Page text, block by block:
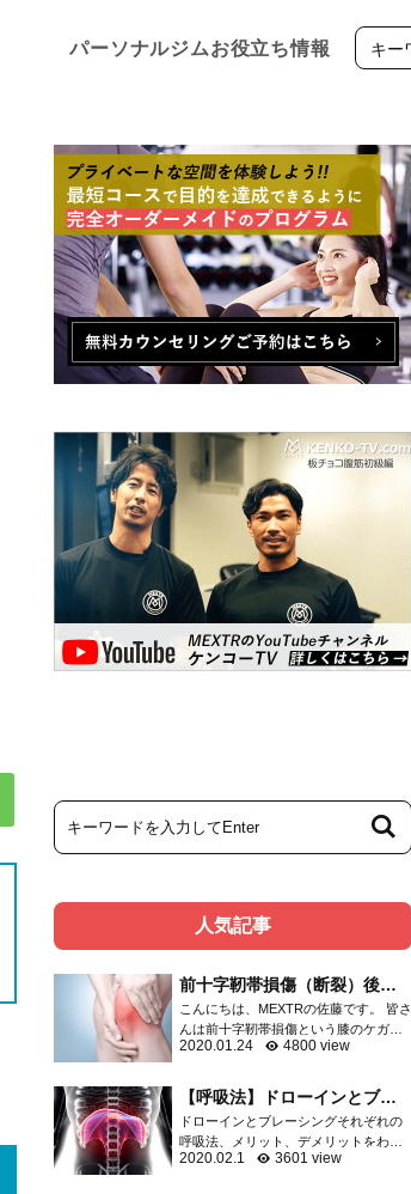
パーソナルジムお役立ち情報
人気記事
前十字靭帯損傷（断裂）後の
リハビリメニュー
こんにちは、MEXTRの佐藤です。 皆さ
んは前十字靭帯損傷という膝のケガを
ご存知ですか？ 膝関節のケガは頻度の
軟骨など膝関節を構成する重要な組織
が損傷し、スポーツ...
2020.01.24 4800 view
【呼吸法】ドローインとブレ
ーシングはどっちがいい
の？？
ドローインとブレーシングそれぞれの
呼吸法、メリット、デメリットをわか
りやすくご紹介 呼吸の方法としてよく
2020.02.1 3601 view